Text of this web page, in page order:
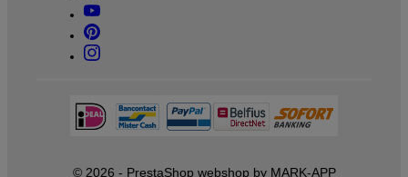
© 2026 - PrestaShop webshop by MARK-APP